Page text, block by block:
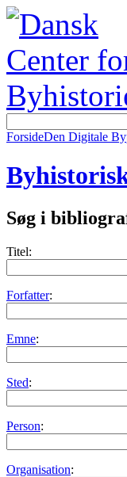
ForsideDen Digitale
Søg i
Titel:
Forfatter:
Emne:
Sted:
Person:
Organisation: